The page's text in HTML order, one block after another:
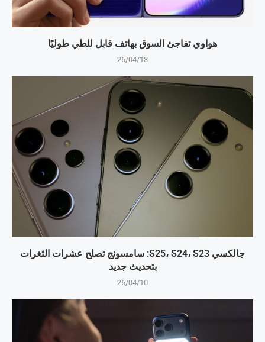
هواوي تفاجئ السوق بهاتف قابل للطي طوليًا
26/04/13
جالكسي S25، S24، S23: سامسونج تصلح عشرات الثغرات
بتحديث جديد
26/04/10